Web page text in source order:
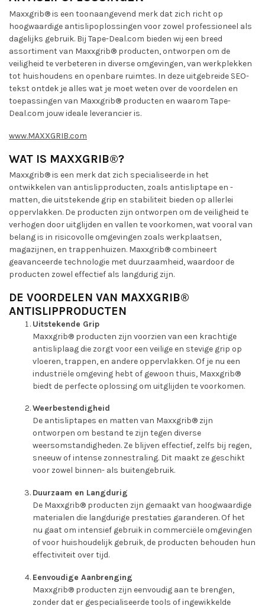
Maxxgrib® is een toonaangevend merk dat zich richt op
hoogwaardige antislipoplossingen voor zowel professioneel als
dagelijks gebruik. Bij Tape-Deal.com bieden wij een breed
assortiment van Maxxgrib® producten, ontworpen om de
veiligheid te verbeteren in diverse omgevingen, van werkplekken
tot huishoudens en openbare ruimtes. In deze uitgebreide SEO-
tekst ontdek je alles wat je moet weten over de voordelen en
toepassingen van Maxxgrib® producten en waarom Tape-
Deal.com jouw ideale leverancier is.
www.MAXXGRIB.com
WAT IS MAXXGRIB®?
Maxxgrib® is een merk dat zich specialiseerde in het
ontwikkelen van antislipproducten, zoals antisliptape en -
matten, die uitstekende grip en stabiliteit bieden op allerlei
oppervlakken. De producten zijn ontworpen om de veiligheid te
verhogen door uitglijden en vallen te voorkomen, wat vooral van
belang is in risicovolle omgevingen zoals werkplaatsen,
magazijnen, en trappenhuizen. Maxxgrib® combineert
geavanceerde technologie met duurzaamheid, waardoor de
producten zowel effectief als langdurig zijn.
DE VOORDELEN VAN MAXXGRIB®
ANTISLIPPRODUCTEN
Uitstekende Grip
Maxxgrib® producten zijn voorzien van een krachtige
antisliplaag die zorgt voor een veilige en stevige grip op
vloeren, trappen, en andere oppervlakken. Of je nu een
industriële omgeving hebt of gewoon thuis, Maxxgrib®
biedt de perfecte oplossing om uitglijden te voorkomen.
Weerbestendigheid
De antisliptapes en matten van Maxxgrib® zijn
ontworpen om bestand te zijn tegen diverse
weersomstandigheden. Ze blijven effectief, zelfs bij regen,
sneeuw of intense zonnestraling. Dit maakt ze geschikt
voor zowel binnen- als buitengebruik.
Duurzaam en Langdurig
De Maxxgrib® producten zijn gemaakt van hoogwaardige
materialen die langdurige prestaties garanderen. Of het
nu gaat om intensief gebruik in commerciële omgevingen
of voor huishoudelijk gebruik, de producten behouden hun
effectiviteit over tijd.
Eenvoudige Aanbrenging
Maxxgrib® producten zijn eenvoudig aan te brengen,
zonder dat er gespecialiseerde tools of ingewikkelde